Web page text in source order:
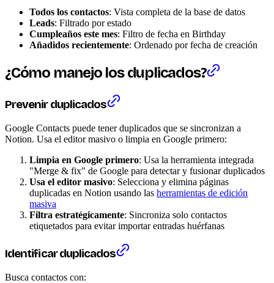
Todos los contactos: Vista completa de la base de datos
Leads: Filtrado por estado
Cumpleaños este mes: Filtro de fecha en Birthday
Añadidos recientemente: Ordenado por fecha de creación
¿Cómo manejo los duplicados?
Prevenir duplicados
Google Contacts puede tener duplicados que se sincronizan a
Notion. Usa el editor masivo o limpia en Google primero:
Limpia en Google primero: Usa la herramienta integrada
"Merge & fix" de Google para detectar y fusionar duplicados
Usa el editor masivo: Selecciona y elimina páginas
duplicadas en Notion usando las herramientas de edición
masiva
Filtra estratégicamente: Sincroniza solo contactos
etiquetados para evitar importar entradas huérfanas
Identificar duplicados
Busca contactos con: